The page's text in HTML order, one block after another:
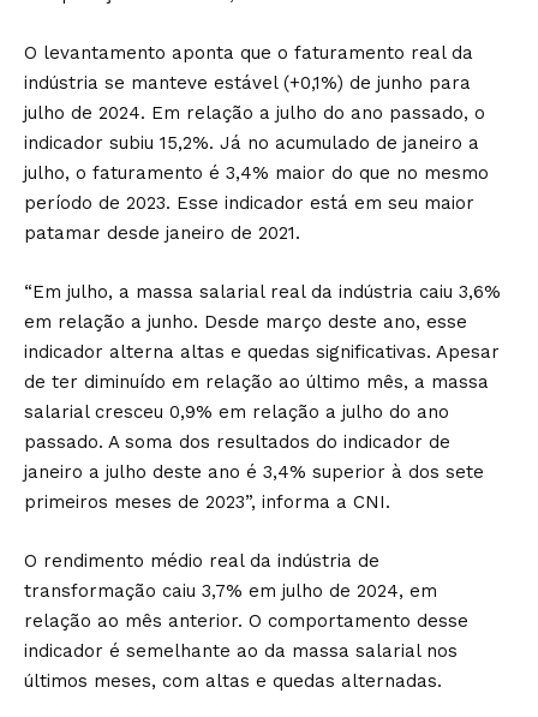
O levantamento aponta que o faturamento real da
indústria se manteve estável (+0,1%) de junho para
julho de 2024. Em relação a julho do ano passado, o
indicador subiu 15,2%. Já no acumulado de janeiro a
julho, o faturamento é 3,4% maior do que no mesmo
período de 2023. Esse indicador está em seu maior
patamar desde janeiro de 2021.
“Em julho, a massa salarial real da indústria caiu 3,6%
em relação a junho. Desde março deste ano, esse
indicador alterna altas e quedas significativas. Apesar
de ter diminuído em relação ao último mês, a massa
salarial cresceu 0,9% em relação a julho do ano
passado. A soma dos resultados do indicador de
janeiro a julho deste ano é 3,4% superior à dos sete
primeiros meses de 2023”, informa a CNI.
O rendimento médio real da indústria de
transformação caiu 3,7% em julho de 2024, em
relação ao mês anterior. O comportamento desse
indicador é semelhante ao da massa salarial nos
últimos meses, com altas e quedas alternadas.